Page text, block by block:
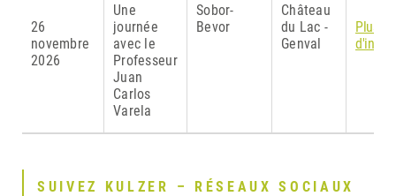
26
novembre
2026
Une
journée
avec le
Professeur
Juan
Carlos
Varela
Sobor-
Bevor
Château
du Lac -
Genval
Plus
SUIVEZ KULZER – RÉSEAUX SOCIAUX